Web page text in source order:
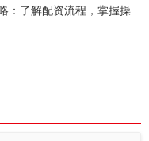
：了解配资流程，掌握操